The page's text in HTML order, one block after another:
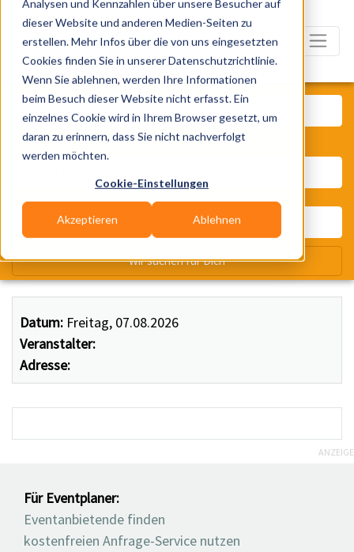
Analysen und Kennzahlen über unsere Besucher auf
dieser Website und anderen Medien-Seiten zu
erstellen. Mehr Infos über die von uns eingesetzten
Cookies finden Sie in unserer Datenschutzrichtlinie.
Wenn Sie ablehnen, werden Ihre Informationen
beim Besuch dieser Website nicht erfasst. Ein
einzelnes Cookie wird in Ihrem Browser gesetzt, um
daran zu erinnern, dass Sie nicht nachverfolgt
werden möchten.
Cookie-Einstellungen
Akzeptieren Ablehnen
Datum: Freitag, 07.08.2026
Veranstalter:
Adresse:
Was? Künstler, Zelte, Bands,
Wir suchen für Dich
ANZEIGE
Für Eventplaner:
Eventanbietende finden
kostenfreien Anfrage-Service nutzen